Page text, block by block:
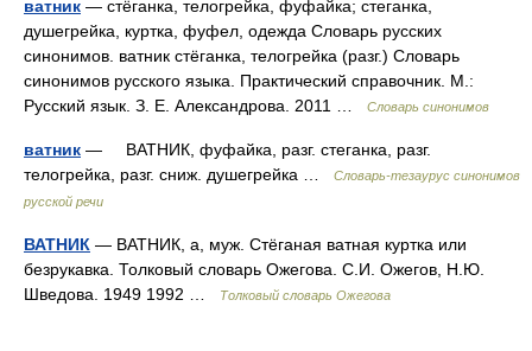
ватник — стёганка, телогрейка, фуфайка; стеганка,
душегрейка, куртка, фуфел, одежда Словарь русских
синонимов. ватник стёганка, телогрейка (разг.) Словарь
синонимов русского языка. Практический справочник. М.:
Русский язык. З. Е. Александрова. 2011 …
Словарь синонимов
ватник — ВАТНИК, фуфайка, разг. стеганка, разг.
телогрейка, разг. сниж. душегрейка …
Словарь-тезаурус синонимов
русской речи
ВАТНИК — ВАТНИК, а, муж. Стёганая ватная куртка или
безрукавка. Толковый словарь Ожегова. С.И. Ожегов, Н.Ю.
Шведова. 1949 1992 …
Толковый словарь Ожегова